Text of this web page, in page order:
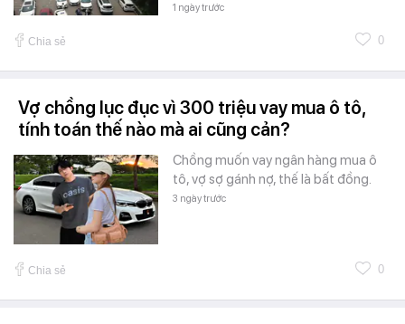
1 ngày trước
Chia sẻ 0
Vợ chồng lục đục vì 300 triệu vay mua ô tô,
tính toán thế nào mà ai cũng cản?
Chồng muốn vay ngân hàng mua ô
tô, vợ sợ gánh nợ, thế là bất đồng.
3 ngày trước
Chia sẻ 0